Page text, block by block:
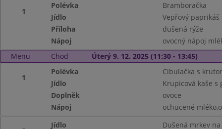
1
Polévka
Bramboračka
Jídlo
Vepřový paprikáš
Příloha
dušená rýže
Nápoj
ovocný nápoj
Menu
Chod Úterý 9. 12. 2025 (11:30 - 13:45)
1
Polévka
Cibulačka s
Jídlo
Krupicová kaše s
Doplněk
ovoce
Nápoj
ochucené
Jídlo
Dušená mrkev na